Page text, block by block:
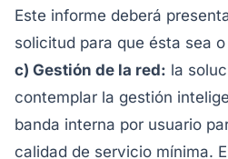
Este informe deberá
solicitud para que ésta sea
c) Gestión de la red: la
contemplar la gestión
banda interna por usuario
calidad de servicio mínima.